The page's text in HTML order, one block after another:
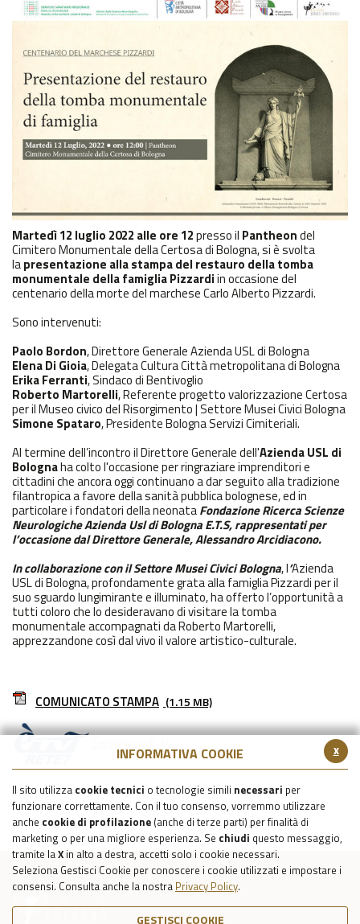
x
INFORMATIVA COOKIE
Il sito utilizza cookie tecnici o tecnologie simili necessari per
funzionare correttamente. Con il tuo consenso, vorremmo utilizzare
anche cookie di profilazione (anche di terze parti) per finalità di
marketing o per una migliore esperienza. Se chiudi questo messaggio,
tramite laX in alto a destra, accetti solo i cookie necessari.
Seleziona Gestisci Cookie per conoscere i cookie utilizzati e impostare i
consensi. Consulta anche la nostra Privacy Policy.
GESTISCI COOKIE
Martedì 12 luglio 2022 alle ore 12presso il Pantheondel
Cimitero Monumentale della Certosa di Bologna, si è svolta
lapresentazione alla stampa del restauro della tomba
monumentale della famiglia Pizzardiin occasione del
centenario della morte del marchese Carlo Alberto Pizzardi.
Sono intervenuti:
Paolo Bordon, Direttore Generale Azienda USL di Bologna
Elena Di Gioia, Delegata Cultura Città metropolitana di Bologna
Erika Ferranti, Sindaco di Bentivoglio
Roberto Martorelli, Referente progetto valorizzazione Certosa
per il Museo civico del Risorgimento | Settore Musei Civici Bologna
Simone Spataro, Presidente Bologna Servizi Cimiteriali.
Al termine dell’incontro il Direttore Generale dell'Azienda USL di
Bolognaha colto l'occasione per ringraziare imprenditori e
cittadini che ancora oggi continuano a dar seguito alla tradizione
filantropica a favore della sanità pubblica bolognese, ed in
particolare i fondatori della neonataFondazione Ricerca Scienze
Neurologiche Azienda Usl di Bologna E.T.S, rappresentati per
l’occasione dal Direttore Generale, Alessandro Arcidiacono.
In collaborazione con il Settore Musei Civici Bologna, l’Azienda
USL di Bologna, profondamente grata alla famiglia Pizzardi per il
suo sguardo lungimirante e illuminato, ha offerto l’opportunità a
tutti coloro che lo desideravano di visitare la tomba
monumentale accompagnati da Roberto Martorelli,
apprezzandone così dal vivo il valore artistico-culturale.
COMUNICATO STAMPA (1.15 MB)